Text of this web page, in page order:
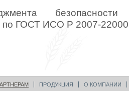
по ГОСТ ИСО Р 2007-
ПРОДУКЦИЯ О КОМПАНИИ